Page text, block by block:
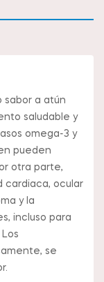
sabor a atún
saludable y
omega-3 y
pueden
otra parte,
cardiaca, ocular
y la
incluso para
se